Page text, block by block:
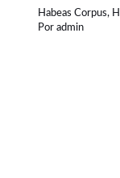
Habeas Corpus,
Poradmin